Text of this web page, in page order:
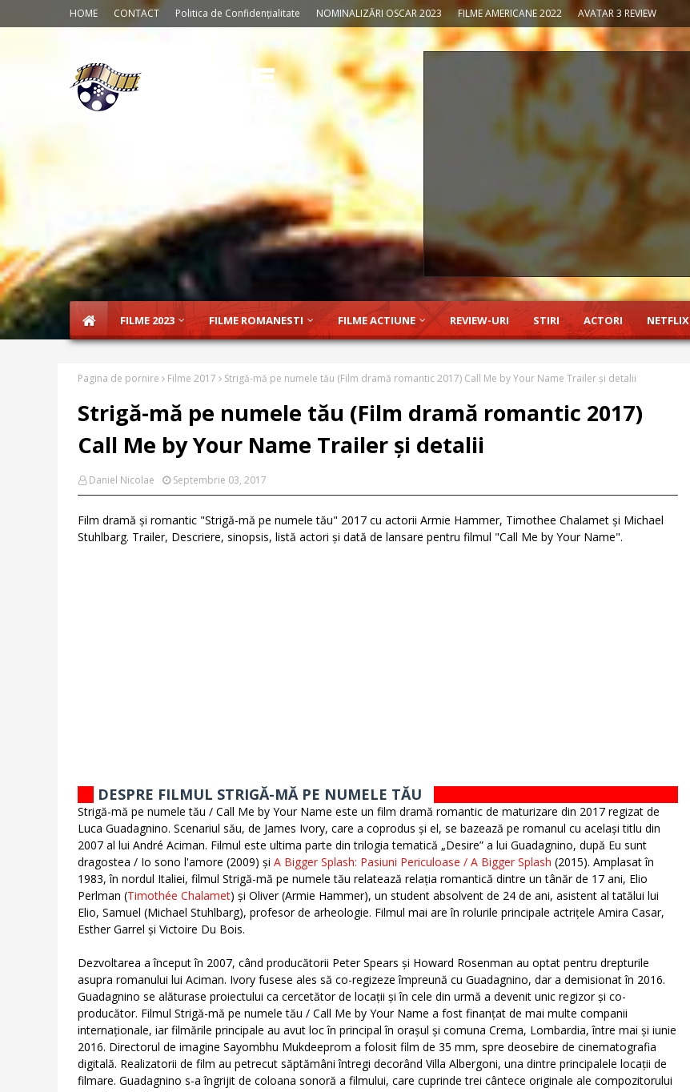
HOME CONTACT Politica de Confidențialitate NOMINALIZĂRI OSCAR 2023 FILME AMERICANE 2022 AVATAR 3 REVIEW
FILME 2023 FILME ROMANESTI FILME ACTIUNE REVIEW-URI STIRI ACTORI NETFLIX
Pagina de pornire Filme 2017 Strigă-mă pe numele tău (Film dramă romantic 2017) Call Me by Your Name Trailer și detalii
Strigă-mă pe numele tău (Film dramă romantic 2017)
Call Me by Your Name Trailer și detalii
Daniel Nicolae Septembrie 03, 2017
Film dramă și romantic "Strigă-mă pe numele tău" 2017 cu actorii Armie Hammer, Timothee Chalamet și Michael
Stuhlbarg. Trailer, Descriere, sinopsis, listă actori și dată de lansare pentru filmul "Call Me by Your Name".
DESPRE FILMUL STRIGĂ-MĂ PE NUMELE TĂU
Strigă-mă pe numele tău / Call Me by Your Name este un film dramă romantic de maturizare din 2017 regizat de
Luca Guadagnino. Scenariul său, de James Ivory, care a coprodus și el, se bazează pe romanul cu același titlu din
2007 al lui André Aciman. Filmul este ultima parte din trilogia tematică „Desire” a lui Guadagnino, după Eu sunt
dragostea / Io sono l'amore (2009) și A Bigger Splash: Pasiuni Periculoase / A Bigger Splash (2015). Amplasat în
1983, în nordul Italiei, filmul Strigă-mă pe numele tău relatează relația romantică dintre un tânăr de 17 ani, Elio
Perlman (Timothée Chalamet) și Oliver (Armie Hammer), un student absolvent de 24 de ani, asistent al tatălui lui
Elio, Samuel (Michael Stuhlbarg), profesor de arheologie. Filmul mai are în rolurile principale actrițele Amira Casar,
Esther Garrel și Victoire Du Bois.
Dezvoltarea a început în 2007, când producătorii Peter Spears și Howard Rosenman au optat pentru drepturile
asupra romanului lui Aciman. Ivory fusese ales să co-regizeze împreună cu Guadagnino, dar a demisionat în 2016.
Guadagnino se alăturase proiectului ca cercetător de locații și în cele din urmă a devenit unic regizor și co-
producător. Filmul Strigă-mă pe numele tău / Call Me by Your Name a fost finanțat de mai multe companii
internaționale, iar filmările principale au avut loc în principal în orașul și comuna Crema, Lombardia, între mai și iunie
2016. Directorul de imagine Sayombhu Mukdeeprom a folosit film de 35 mm, spre deosebire de cinematografia
digitală. Realizatorii de film au petrecut săptămâni întregi decorând Villa Albergoni, una dintre principalele locații de
filmare. Guadagnino s-a îngrijit de coloana sonoră a filmului, care cuprinde trei cântece originale ale compozitorului